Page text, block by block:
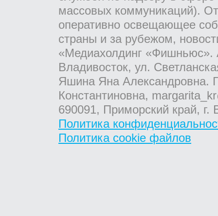
массовых коммуникаций).
оперативно освещающее
страны и за рубежом,
«Медиахолдинг «Фишньюс».
Владивосток, ул.
Яшина Яна Александровна.
Константиновна,
690091, Приморский край,
Политика
Политика cookie файлов